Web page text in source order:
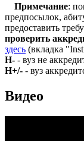
Примечание:
предпосылок,
предоставить
проверить
здесь (вкладка
Н- - вуз не
Н+/- - вуз
Видео